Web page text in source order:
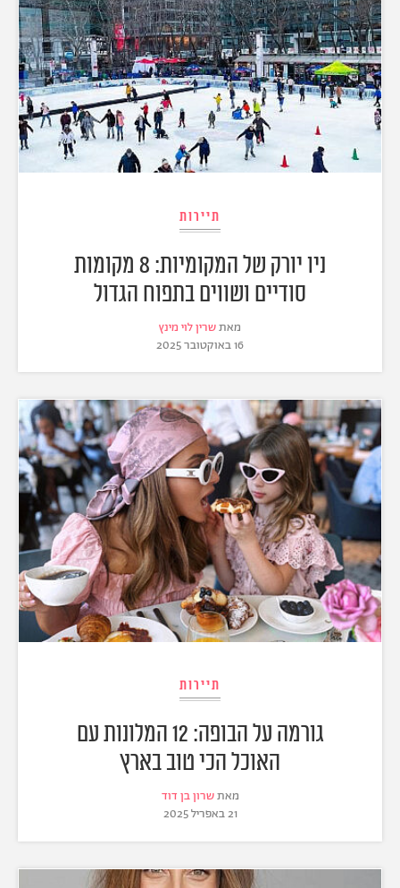
תיירות
ניו יורק של המקומיות: 8 מקומות
סודיים ושווים בתפוח הגדול
מאתשרין לוי מינץ
16 באוקטובר 2025
תיירות
גורמה על הבופה: 12 המלונות עם
האוכל הכי טוב בארץ
מאתשרון בן דוד
21 באפריל 2025